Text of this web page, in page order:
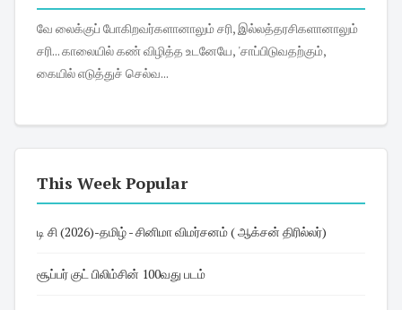
வே லைக்குப் போகிறவர்களானாலும் சரி, இல்லத்தரசிகளானாலும்
சரி... காலையில் கண் விழித்த உடனேயே, 'சாப்பிடுவதற்கும்,
கையில் எடுத்துச் செல்வ...
This Week Popular
டி சி (2026)-தமிழ் - சினிமா விமர்சனம் ( ஆக்சன் திரில்லர்)
சூப்பர் குட் பிலிம்சின் 100வது படம்